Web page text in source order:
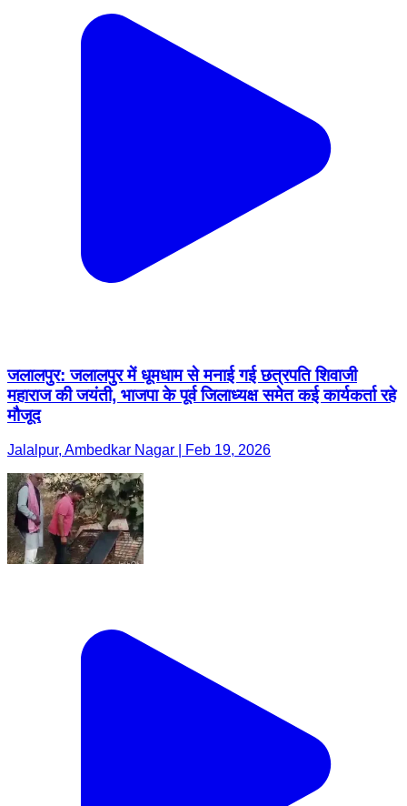
जलालपुर: जलालपुर में धूमधाम से मनाई गई छत्रपति शिवाजी
महाराज की जयंती, भाजपा के पूर्व जिलाध्यक्ष समेत कई कार्यकर्ता रहे
मौजूद
Jalalpur, Ambedkar Nagar | Feb 19, 2026